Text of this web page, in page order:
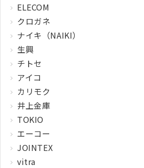
ELECOM
クロガネ
ナイキ（NAIKI）
生興
チトセ
アイコ
カリモク
井上金庫
TOKIO
エーコー
JOINTEX
vitra